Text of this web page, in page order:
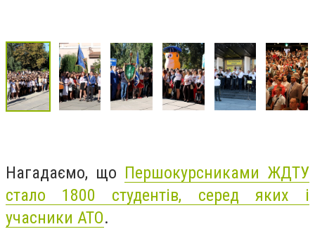
Нагадаємо, що Першокурсниками ЖДТУ
стало 1800 студентів, серед яких і
учасники АТО.